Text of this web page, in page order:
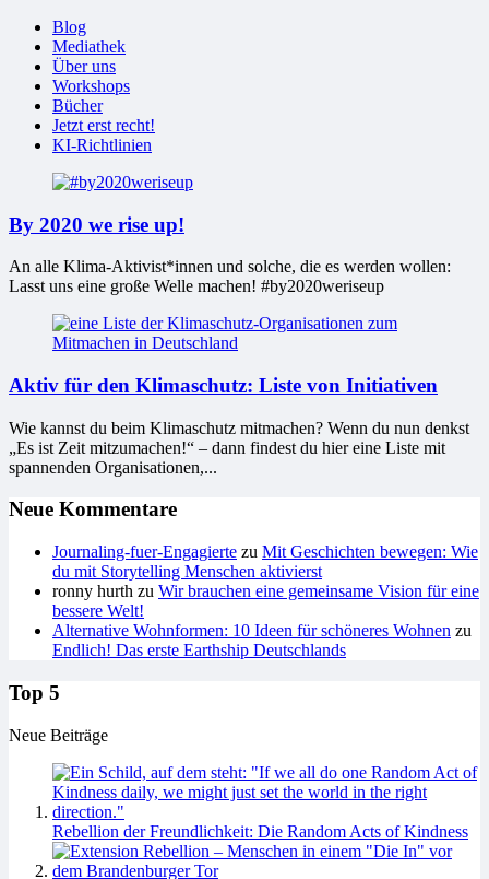
Blog
Mediathek
Über uns
Workshops
Bücher
Jetzt erst recht!
KI-Richtlinien
By 2020 we rise up!
An alle Klima-Aktivist*innen und solche, die es werden wollen:
Lasst uns eine große Welle machen! #by2020weriseup
Aktiv für den Klimaschutz: Liste von Initiativen
Wie kannst du beim Klimaschutz mitmachen? Wenn du nun denkst
„Es ist Zeit mitzumachen!“ – dann findest du hier eine Liste mit
spannenden Organisationen,...
Neue Kommentare
Journaling-fuer-Engagierte zu Mit Geschichten bewegen: Wie
du mit Storytelling Menschen aktivierst
ronny hurth zu Wir brauchen eine gemeinsame Vision für eine
bessere Welt!
Alternative Wohnformen: 10 Ideen für schöneres Wohnen zu
Endlich! Das erste Earthship Deutschlands
Top 5
Neue Beiträge
Rebellion der Freundlichkeit: Die Random Acts of Kindness